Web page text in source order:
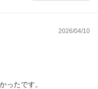
2026/04/10
ったです。